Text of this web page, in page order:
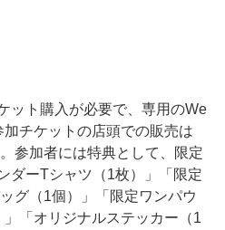
ット購入が必要で、専用のWe
チケットの店頭での販売は
参加者には特典として、限定
ダーTシャツ（1枚）」「限定
グ（1個）」「限定ワンパウ
「オリジナルステッカー（1